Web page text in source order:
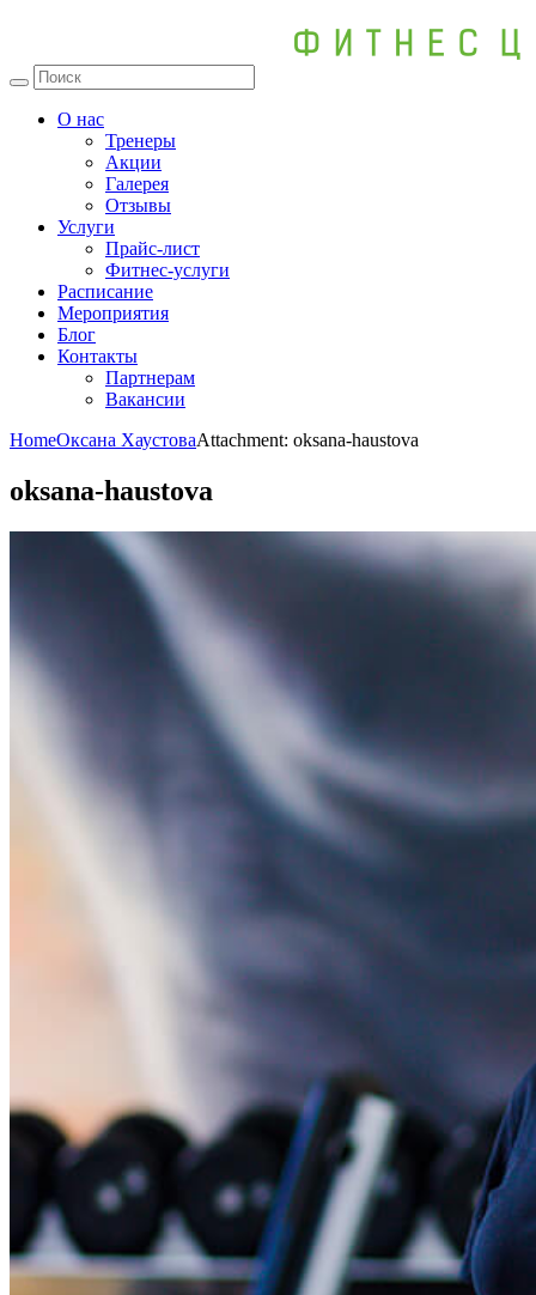
О нас
Тренеры
Акции
Галерея
Отзывы
Услуги
Прайс-лист
Фитнес-услуги
Расписание
Мероприятия
Блог
Контакты
Партнерам
Вакансии
HomeОксана ХаустоваAttachment: oksana-haustova
oksana-haustova